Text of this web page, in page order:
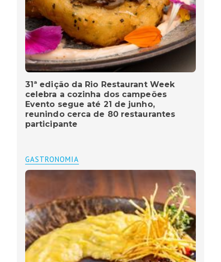
31ª edição da Rio Restaurant Week
celebra a cozinha dos campeões
Evento segue até 21 de junho,
reunindo cerca de 80 restaurantes
participante
GASTRONOMIA